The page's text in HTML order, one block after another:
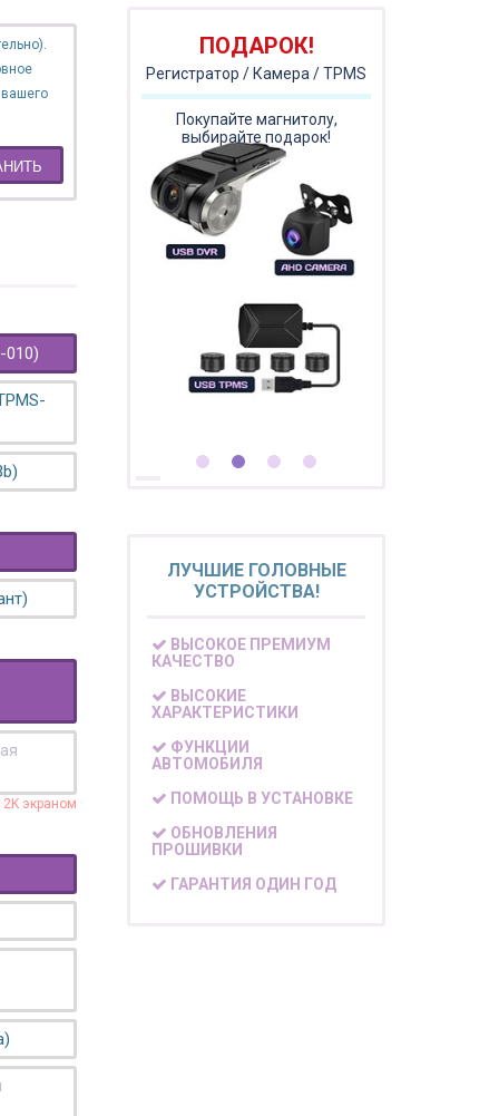
010)
2K экраном
ПОДАРОК!
Регистратор / Камера / TPMS
Покупайте магнитолу,
выбирайте подарок!
ЛУЧШИЕ ГОЛОВНЫЕ
УСТРОЙСТВА!
ВЫСОКОЕ ПРЕМИУМ
КАЧЕСТВО
ВЫСОКИЕ
ХАРАКТЕРИСТИКИ
ФУНКЦИИ
АВТОМОБИЛЯ
ПОМОЩЬ В УСТАНОВКЕ
ОБНОВЛЕНИЯ
ПРОШИВКИ
ГАРАНТИЯ ОДИН ГОД